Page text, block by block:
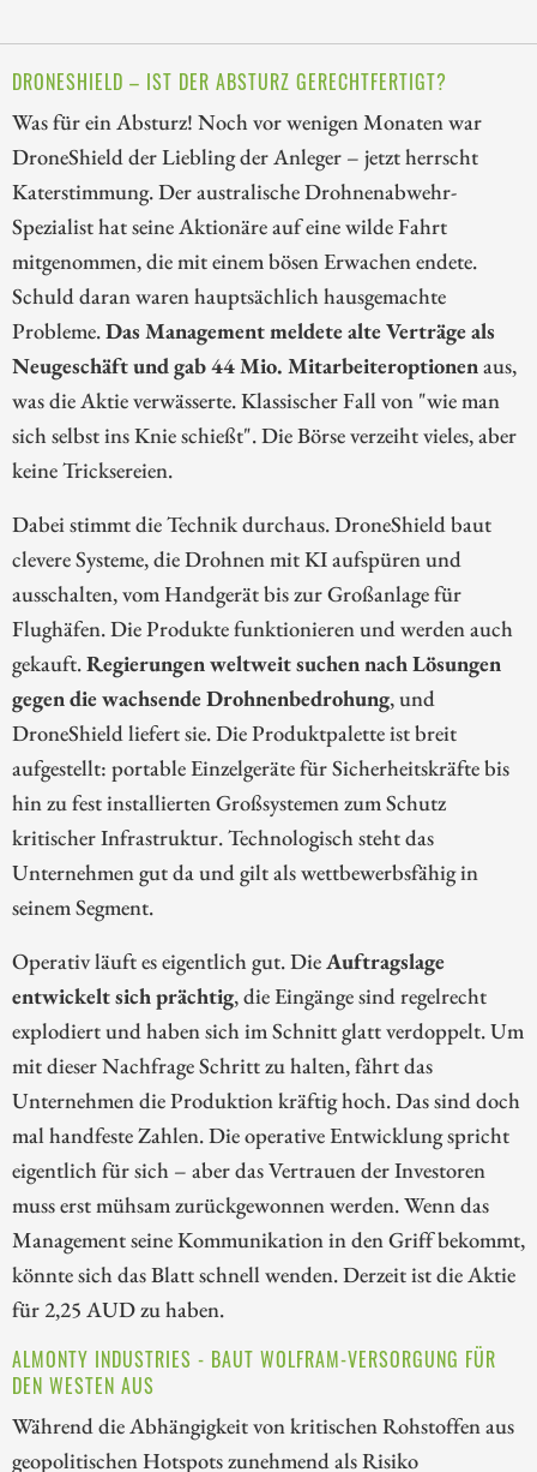
DRONESHIELD – IST DER ABSTURZ GERECHTFERTIGT?
Was für ein Absturz! Noch vor wenigen Monaten war
DroneShield der Liebling der Anleger – jetzt herrscht
Katerstimmung. Der australische Drohnenabwehr-
Spezialist hat seine Aktionäre auf eine wilde Fahrt
mitgenommen, die mit einem bösen Erwachen endete.
Schuld daran waren hauptsächlich hausgemachte
Probleme.Das Management meldete alte Verträge als
Neugeschäft und gab 44 Mio. Mitarbeiteroptionenaus,
was die Aktie verwässerte. Klassischer Fall von "wie man
sich selbst ins Knie schießt". Die Börse verzeiht vieles, aber
keine Tricksereien.
Dabei stimmt die Technik durchaus. DroneShield baut
clevere Systeme, die Drohnen mit KI aufspüren und
ausschalten, vom Handgerät bis zur Großanlage für
Flughäfen. Die Produkte funktionieren und werden auch
gekauft.Regierungen weltweit suchen nach Lösungen
gegen die wachsende Drohnenbedrohung, und
DroneShield liefert sie. Die Produktpalette ist breit
aufgestellt: portable Einzelgeräte für Sicherheitskräfte bis
hin zu fest installierten Großsystemen zum Schutz
kritischer Infrastruktur. Technologisch steht das
Unternehmen gut da und gilt als wettbewerbsfähig in
seinem Segment.
Operativ läuft es eigentlich gut. DieAuftragslage
entwickelt sich prächtig, die Eingänge sind regelrecht
explodiert und haben sich im Schnitt glatt verdoppelt. Um
mit dieser Nachfrage Schritt zu halten, fährt das
Unternehmen die Produktion kräftig hoch. Das sind doch
mal handfeste Zahlen. Die operative Entwicklung spricht
eigentlich für sich – aber das Vertrauen der Investoren
muss erst mühsam zurückgewonnen werden. Wenn das
Management seine Kommunikation in den Griff bekommt,
könnte sich das Blatt schnell wenden. Derzeit ist die Aktie
für 2,25 AUD zu haben.
ALMONTY INDUSTRIES - BAUT WOLFRAM-VERSORGUNG FÜR
DEN WESTEN AUS
Während die Abhängigkeit von kritischen Rohstoffen aus
geopolitischen Hotspots zunehmend als Risiko